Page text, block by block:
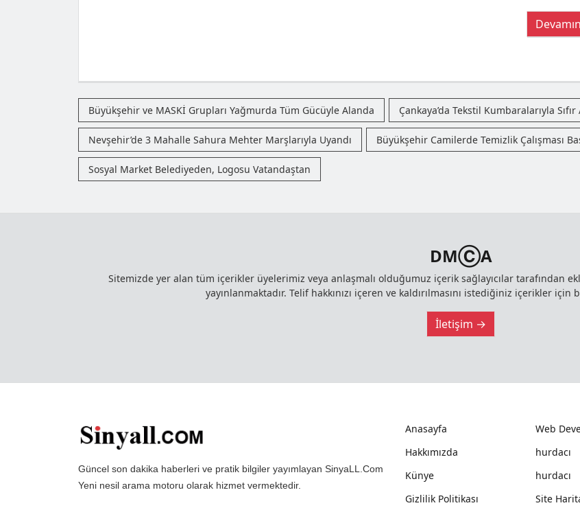
Büyükşehir ve MASKİ Grupları Yağmurda Tüm Gücüyle Alanda Çankaya’da Tekstil Kumbaralarıyla Sıfır
Nevşehir’de 3 Mahalle Sahura Mehter Marşlarıyla Uyandı Büyükşehir Camilerde Temizlik Çalışması
Sosyal Market Belediyeden, Logosu Vatandaştan
DMⒸA
Sitemizde yer alan tüm içerikler üyelerimiz veya anlaşmalı olduğumuz içerik sağlayıcılar tarafından
yayınlanmaktadır. Telif hakkınızı içeren ve kaldırılmasını istediğiniz içerikler
İletişim →
Güncel son dakika haberleri ve pratik bilgiler yayımlayan SinyaLL.Com
Yeni nesil arama motoru olarak hizmet vermektedir.
Anasayfa
Hakkımızda
Künye
Gizlilik Politikası
Web
hurdacı
hurdacı
Site